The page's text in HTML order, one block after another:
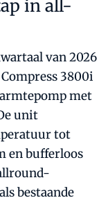
in all-
van 2026
3800i
met
unit
tot
en bufferloos
bestaande